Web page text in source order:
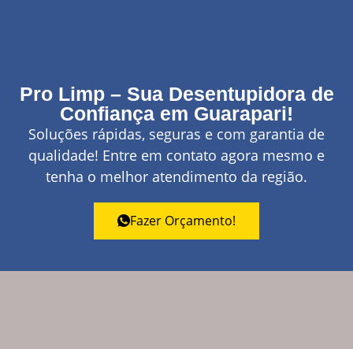
Pro Limp – Sua Desentupidora de
Confiança em Guarapari!
Soluções rápidas, seguras e com garantia de
qualidade! Entre em contato agora mesmo e
tenha o melhor atendimento da região.
Fazer Orçamento!